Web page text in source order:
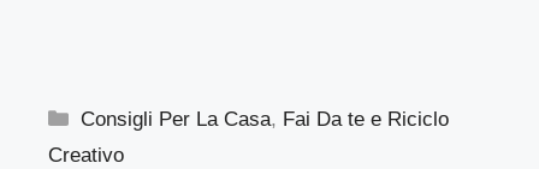
Categorie
Consigli Per La Casa, Fai Da te e Riciclo
Creativo